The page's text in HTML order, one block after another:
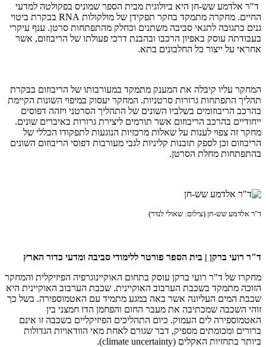
ד"ר אלדמע שש-חן היא ביולוגית מבית הספר שמוניס בפקולטה למדעי
החיים. מחקרה מתמקד בחקר תפקידן של מולקולות RNA בבקרת ביטוי
גנים כתגובה לתנאי סביבה משתנים וכחלק מהתפתחות סרטן. ענף עיקרי
בעבודתה עוסק באפיון הרכבו ובהבנת דרכי פעולתו של הריבוזום, אשר
אחראי על ייצור כל החלבונים בתא.
המחקר עליו קיבלה את המענק מתמקד במעורבותו של הריבוזום בבקרת
תהליך התפתחות גרורות סרטניות. המחקר יעסוק במיפוי השונות הקיימת
בהרכב הריבוזומים בשלביו השונים של התהליך הסרטני ויזהה דפוסים
ייחודיים בהרכב הריבוזום אשר תורמים ליצירת גרורות באיברים שונים.
מחקר זה צפוי לענות על שאלות מרכזיות הנוגעות לתפקודו הכללי של
הריבוזום וכן לספק תובנות קליניות לגבי מעורבות דפוסי הריבוזום השונים
בהתפתחות מחלת הסרטן.
ד"ר אלדמע שש-חן (צילום: שאולי לנדר)
ד"ר רועי ברקן | בית הספר פורטר ללימודי סביבה ומדעי כדור הארץ
מחקרו של ד"ר רועי ברקן עוסק בתחום האוקיינוגרפיה הפיזיקלית והמחקר
הזוכה מתמקד בשכבת הערבוב האוקיינית. שכבת הערבוב האוקיינית היא
שכבת המים העליונה אשר באה במגע מתמיד עם האטמוספירה. בשל כך
זוהי השכבה שמכתיבה את מעבר החום והפחמן הדו חמצני בין
האטמוספירה לים העמוק. כיום התהליכים הפיזיקליים בשכבה זו אינם
ברורים ומכומתים מספיק, דבר שגורם לאחת מאי הוודאויות הגדולות
ביותר בתחזיות האקלים (climate uncertainty).